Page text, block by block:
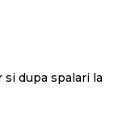
dupa spalari la